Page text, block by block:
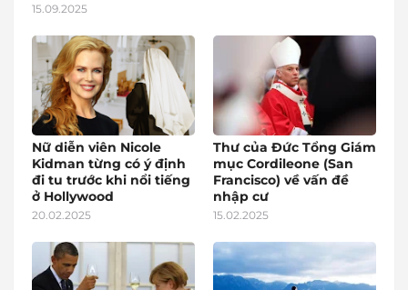
15.09.2025
Nữ diễn viên Nicole
Kidman từng có ý định
đi tu trước khi nổi tiếng
ở Hollywood
20.02.2025
Thư của Đức Tổng Giám
mục Cordileone (San
Francisco) về vấn đề
nhập cư
15.02.2025